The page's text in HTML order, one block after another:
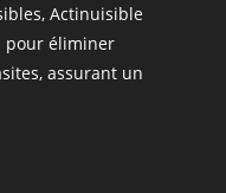
Actinuisible
pour éliminer
assurant un